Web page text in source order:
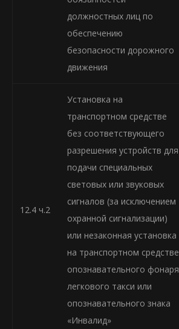
должностных лиц по
обеспечению
безопасности дорожного
движения
12.4 ч.2
Установка на
транспортном средстве
без соответствующего
разрешения устройств для
подачи специальных
световых или звуковых
сигналов (за исключением
охранной сигнализации)
или незаконная установка
на транспортном средстве
опознавательного фонаря
легкового такси или
опознавательного знака
«Инвалид»